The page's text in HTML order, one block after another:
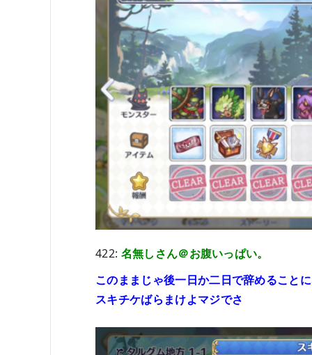
422: 名無しさん＠お腹いっぱい。
このままじゃ後一日か二日で辞めること
スキチケばらまけよマジでさ